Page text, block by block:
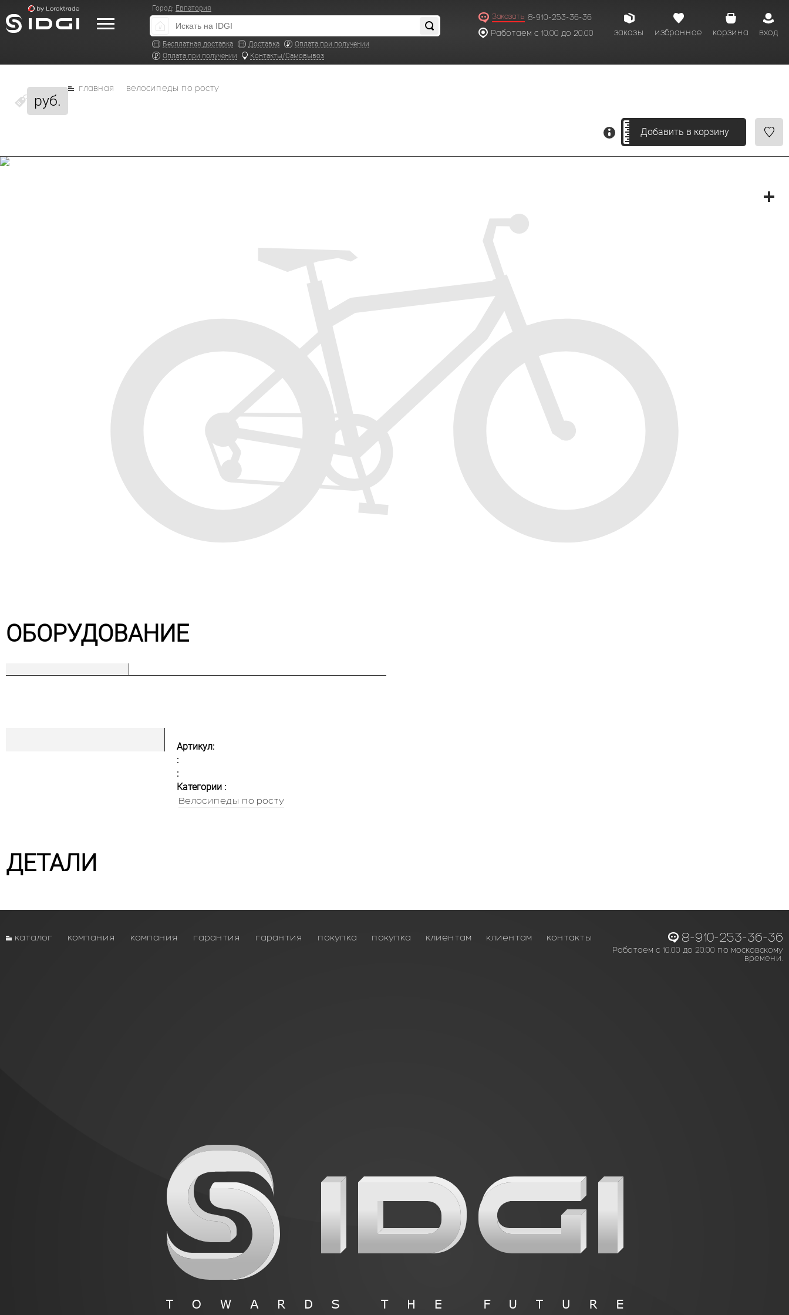
Город: Евпатория
Бесплатная доставка Доставка
Оплата при получении
Оплата при получении
Контакты/Самовывоз
Заказать 8-910-253-36-36
Работаем с 10.00 до 20.00
вход
корзина
избранное
заказы
руб.
главная велосипеды по росту
Добавить в корзину
ОБОРУДОВАНИЕ
Артикул:
:
:
Категории :
Велосипеды по росту
ДЕТАЛИ
каталог компания компания гарантия гарантия покупка покупка клиентам клиентам контакты 8-910-253-36-36
Работаем с 10.00 до 20.00 по московскому
времени.